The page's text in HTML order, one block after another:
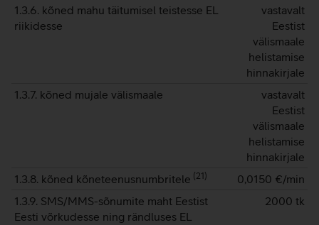
1.3.6. kõned mahu täitumisel teistesse EL
riikidesse
vastavalt
Eestist
välismaale
helistamise
hinnakirjale
1.3.7. kõned mujale välismaale
vastavalt
Eestist
välismaale
helistamise
hinnakirjale
1.3.8. kõned kõneteenusnumbritele (21 ) 0,0150 €/min
1.3.9. SMS/MMS-sõnumite maht Eestist
Eesti võrkudesse ning rändluses EL
2000 tk